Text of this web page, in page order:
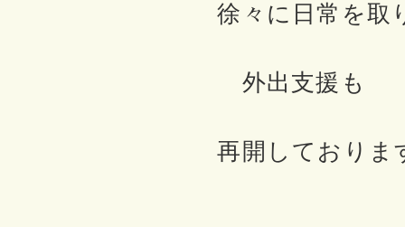
徐々に日常を取
外出支援も
再開しておりま